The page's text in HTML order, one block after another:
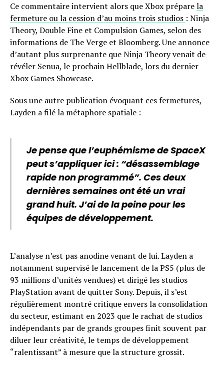
Ce commentaire intervient alors que Xbox préparela
fermeture ou la cession d’au moins trois studios : Ninja
Theory, Double Fine et Compulsion Games, selon des
informations de The Verge et Bloomberg. Une annonce
d’autant plus surprenante que Ninja Theory venait de
révéler Senua, le prochain Hellblade, lors du dernier
Xbox Games Showcase.
Sous une autre publication évoquant ces fermetures,
Layden a filé la métaphore spatiale :
Je pense que l’euphémisme de SpaceX
peut s’appliquer ici : “désassemblage
rapide non programmé”. Ces deux
dernières semaines ont été un vrai
grand huit. J’ai de la peine pour les
équipes de développement.
L’analyse n’est pas anodine venant de lui. Layden a
notamment supervisé le lancement de la PS5 (plus de
93 millions d’unités vendues) et dirigé les studios
PlayStation avant de quitter Sony. Depuis, il s’est
régulièrement montré critique envers la consolidation
du secteur, estimant en 2023 que le rachat de studios
indépendants par de grands groupes finit souvent par
diluer leur créativité, le temps de développement
“ralentissant” à mesure que la structure grossit.